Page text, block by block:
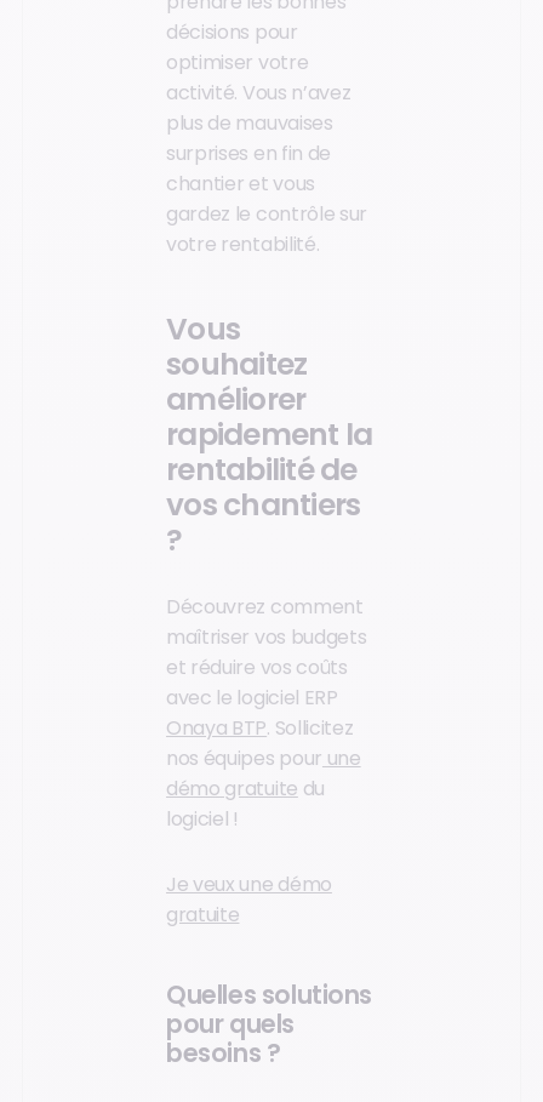
décisions pour
optimiser votre
activité. Vous n’avez
plus de mauvaises
surprises en fin de
chantier et vous
gardez le contrôle sur
votre rentabilité.
Vous
souhaitez
améliorer
rapidement la
rentabilité de
vos chantiers
?
Découvrez comment
maîtriser vos budgets
et réduire vos coûts
avec le logiciel ERP
Onaya BTP. Sollicitez
nos équipes pour une
démo gratuite du
logiciel !
Je veux une démo
gratuite
Quelles solutions
pour quels
besoins ?